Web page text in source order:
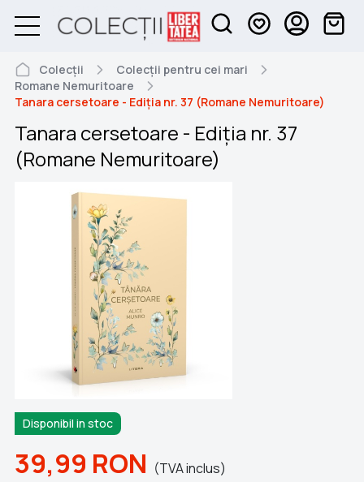
Colecții
Colecții pentru cei mari
Romane Nemuritoare
Tanara cersetoare - Ediția nr. 37 (Romane Nemuritoare)
Tanara cersetoare - Ediția nr. 37
(Romane Nemuritoare)
Disponibil in stoc
39,99 RON (TVA inclus)